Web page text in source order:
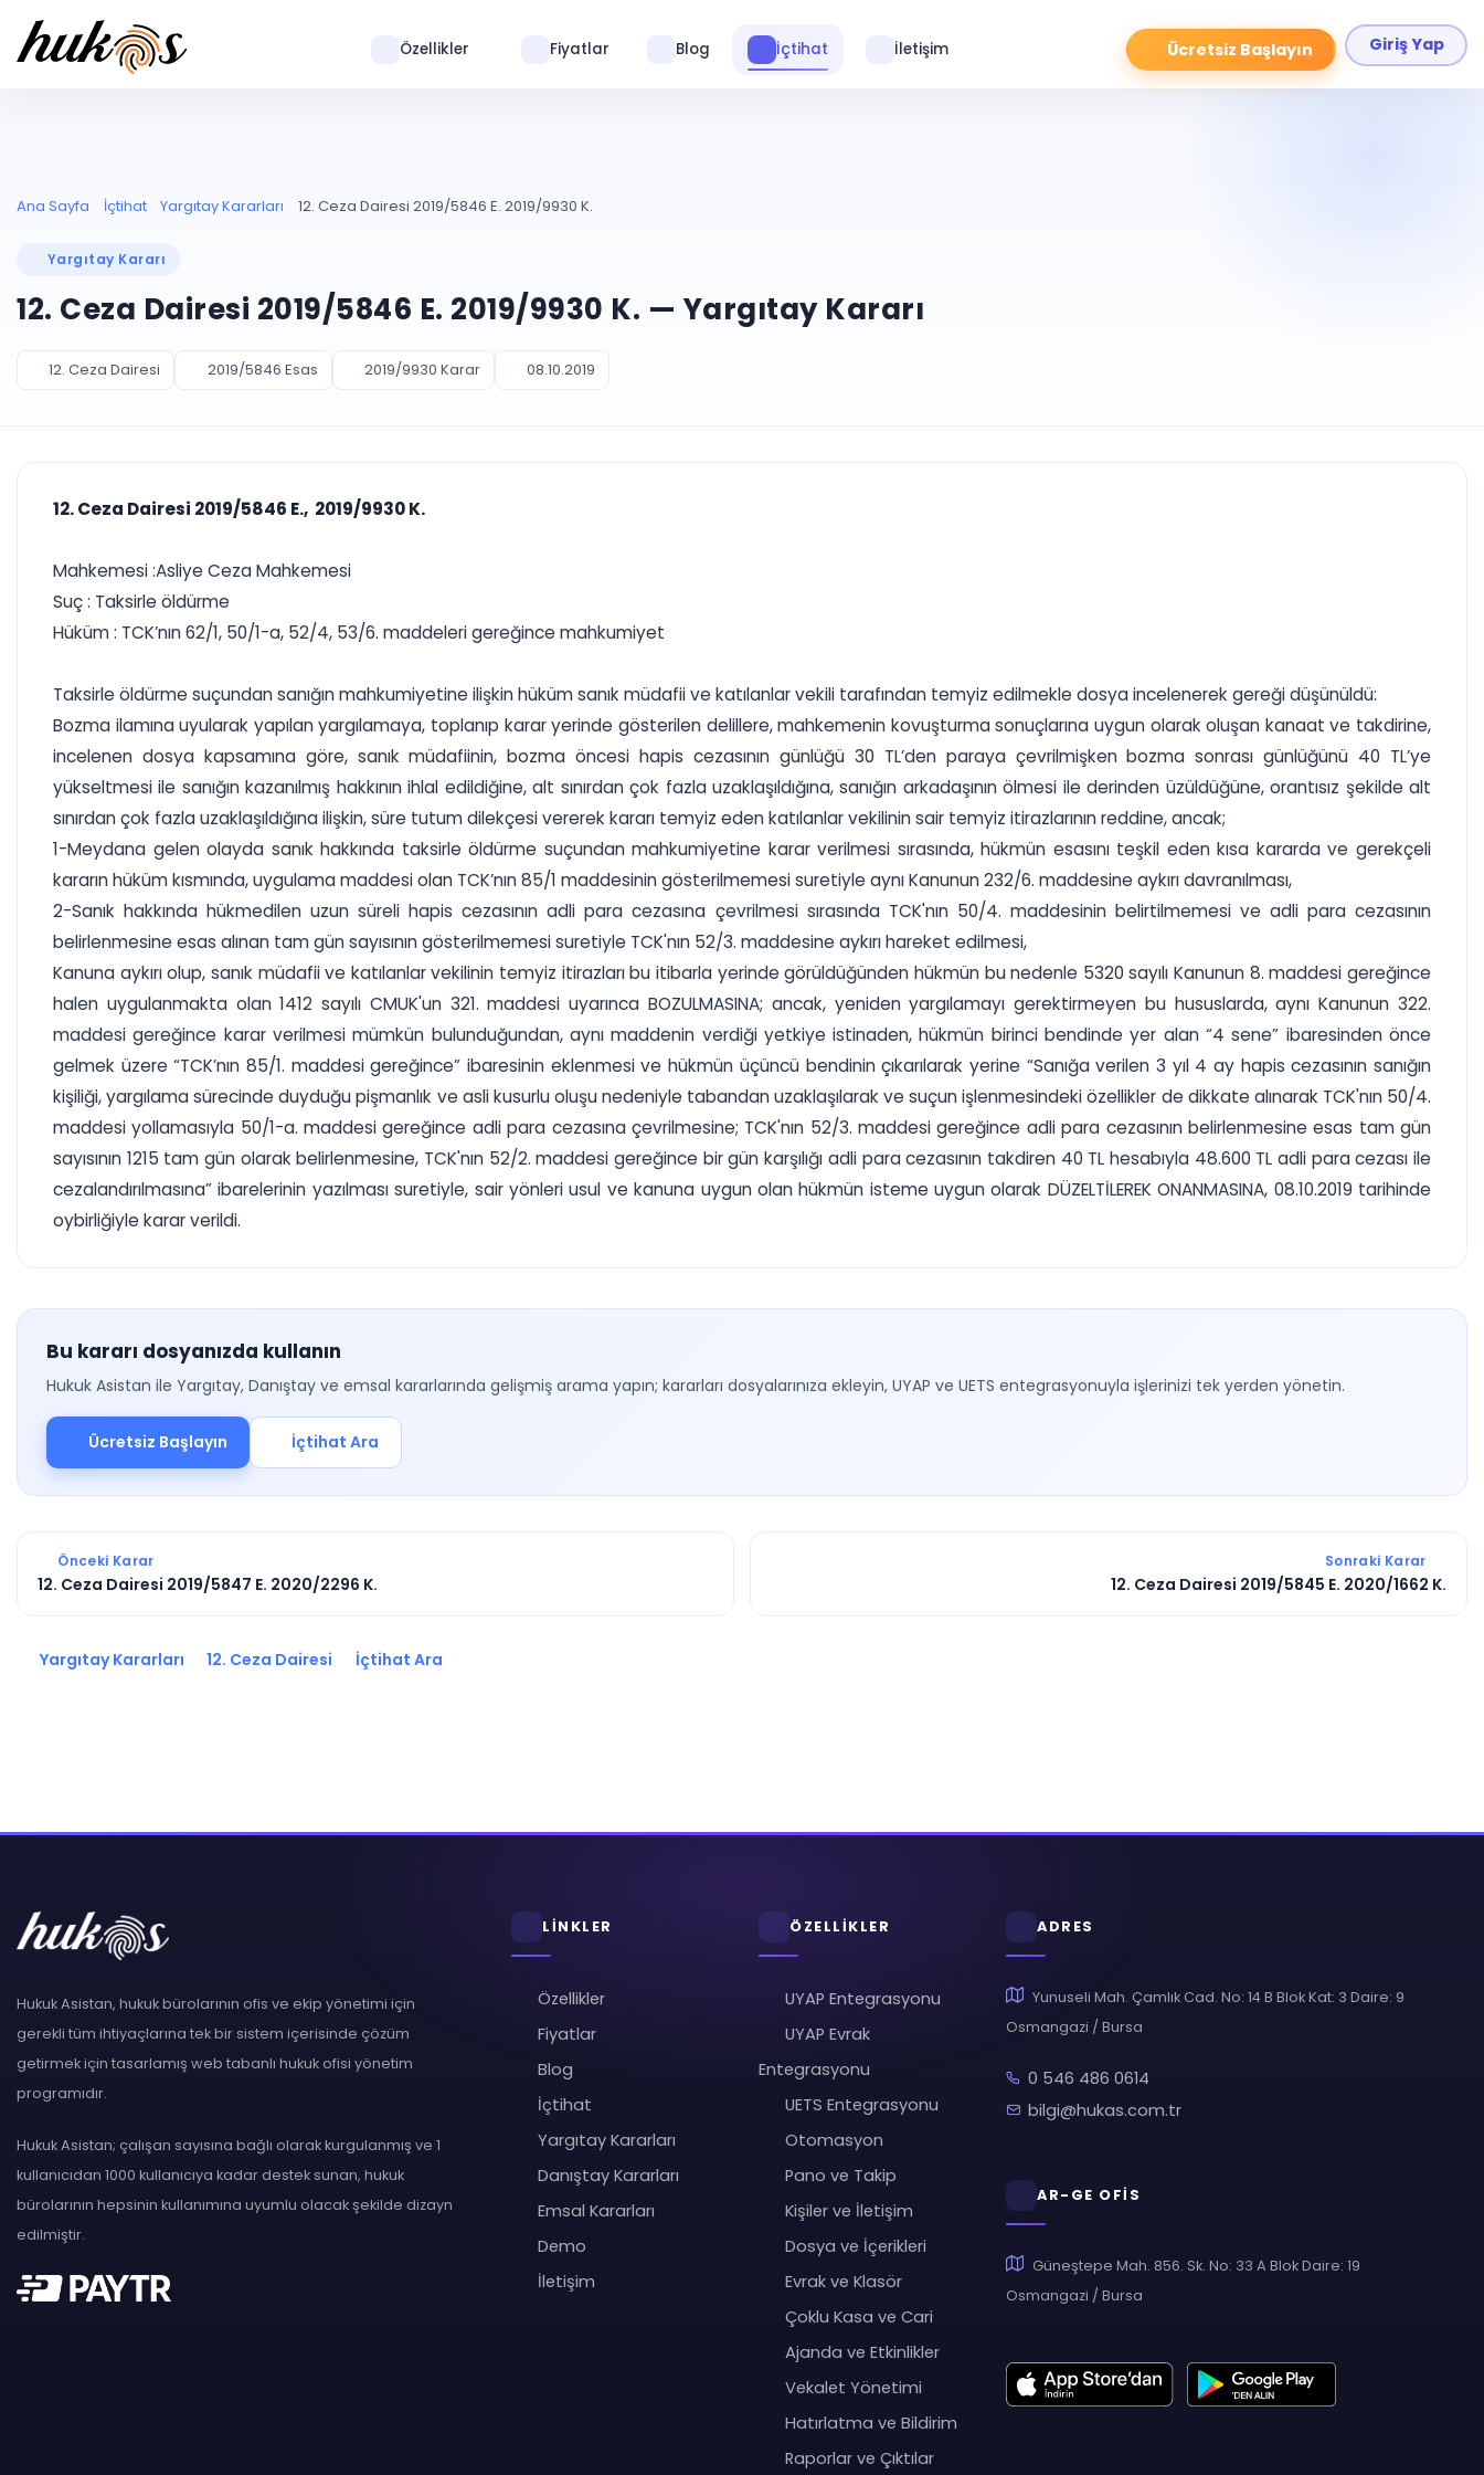
Ücretsiz Başlayın Giriş Yap
Özellikler Fiyatlar Blog İçtihat İletişim
Ana Sayfa İçtihat Yargıtay Kararları 12. Ceza Dairesi 2019/5846 E. 2019/9930 K.
Yargıtay Kararı
12. Ceza Dairesi 2019/5846 E. 2019/9930 K. — Yargıtay Kararı
12. Ceza Dairesi 2019/5846 Esas 2019/9930 Karar 08.10.2019
12. Ceza Dairesi 2019/5846 E., 2019/9930 K.
Mahkemesi :Asliye Ceza Mahkemesi
Suç : Taksirle öldürme
Hüküm : TCK’nın 62/1, 50/1-a, 52/4, 53/6. maddeleri gereğince mahkumiyet
Taksirle öldürme suçundan sanığın mahkumiyetine ilişkin hüküm sanık müdafii ve katılanlar vekili tarafından temyiz edilmekle dosya incelenerek gereği düşünüldü:
Bozma ilamına uyularak yapılan yargılamaya, toplanıp karar yerinde gösterilen delillere, mahkemenin kovuşturma sonuçlarına uygun olarak oluşan kanaat ve takdirine,
incelenen dosya kapsamına göre, sanık müdafiinin, bozma öncesi hapis cezasının günlüğü 30 TL’den paraya çevrilmişken bozma sonrası günlüğünü 40 TL’ye
yükseltmesi ile sanığın kazanılmış hakkının ihlal edildiğine, alt sınırdan çok fazla uzaklaşıldığına, sanığın arkadaşının ölmesi ile derinden üzüldüğüne, orantısız şekilde alt
sınırdan çok fazla uzaklaşıldığına ilişkin, süre tutum dilekçesi vererek kararı temyiz eden katılanlar vekilinin sair temyiz itirazlarının reddine, ancak;
1-Meydana gelen olayda sanık hakkında taksirle öldürme suçundan mahkumiyetine karar verilmesi sırasında, hükmün esasını teşkil eden kısa kararda ve gerekçeli
kararın hüküm kısmında, uygulama maddesi olan TCK’nın 85/1 maddesinin gösterilmemesi suretiyle aynı Kanunun 232/6. maddesine aykırı davranılması,
2-Sanık hakkında hükmedilen uzun süreli hapis cezasının adli para cezasına çevrilmesi sırasında TCK'nın 50/4. maddesinin belirtilmemesi ve adli para cezasının
belirlenmesine esas alınan tam gün sayısının gösterilmemesi suretiyle TCK'nın 52/3. maddesine aykırı hareket edilmesi,
Kanuna aykırı olup, sanık müdafii ve katılanlar vekilinin temyiz itirazları bu itibarla yerinde görüldüğünden hükmün bu nedenle 5320 sayılı Kanunun 8. maddesi gereğince
halen uygulanmakta olan 1412 sayılı CMUK'un 321. maddesi uyarınca BOZULMASINA; ancak, yeniden yargılamayı gerektirmeyen bu hususlarda, aynı Kanunun 322.
maddesi gereğince karar verilmesi mümkün bulunduğundan, aynı maddenin verdiği yetkiye istinaden, hükmün birinci bendinde yer alan “4 sene” ibaresinden önce
gelmek üzere “TCK’nın 85/1. maddesi gereğince” ibaresinin eklenmesi ve hükmün üçüncü bendinin çıkarılarak yerine “Sanığa verilen 3 yıl 4 ay hapis cezasının sanığın
kişiliği, yargılama sürecinde duyduğu pişmanlık ve asli kusurlu oluşu nedeniyle tabandan uzaklaşılarak ve suçun işlenmesindeki özellikler de dikkate alınarak TCK'nın 50/4.
maddesi yollamasıyla 50/1-a. maddesi gereğince adli para cezasına çevrilmesine; TCK'nın 52/3. maddesi gereğince adli para cezasının belirlenmesine esas tam gün
sayısının 1215 tam gün olarak belirlenmesine, TCK'nın 52/2. maddesi gereğince bir gün karşılığı adli para cezasının takdiren 40 TL hesabıyla 48.600 TL adli para cezası ile
cezalandırılmasına” ibarelerinin yazılması suretiyle, sair yönleri usul ve kanuna uygun olan hükmün isteme uygun olarak DÜZELTİLEREK ONANMASINA, 08.10.2019 tarihinde
oybirliğiyle karar verildi.
Bu kararı dosyanızda kullanın
Hukuk Asistan ile Yargıtay, Danıştay ve emsal kararlarında gelişmiş arama yapın; kararları dosyalarınıza ekleyin, UYAP ve UETS entegrasyonuyla işlerinizi tek yerden yönetin.
Ücretsiz Başlayın İçtihat Ara
Önceki Karar
12. Ceza Dairesi 2019/5847 E. 2020/2296 K.
Sonraki Karar
12. Ceza Dairesi 2019/5845 E. 2020/1662 K.
Yargıtay Kararları 12. Ceza Dairesi İçtihat Ara
Hukuk Asistan, hukuk bürolarının ofis ve ekip yönetimi için
gerekli tüm ihtiyaçlarına tek bir sistem içerisinde çözüm
getirmek için tasarlamış web tabanlı hukuk ofisi yönetim
programıdır.
Hukuk Asistan; çalışan sayısına bağlı olarak kurgulanmış ve 1
kullanıcıdan 1000 kullanıcıya kadar destek sunan, hukuk
bürolarının hepsinin kullanımına uyumlu olacak şekilde dizayn
edilmiştir.
LİNKLER
Özellikler
Fiyatlar
Blog
İçtihat
Yargıtay Kararları
Danıştay Kararları
Emsal Kararları
Demo
İletişim
ÖZELLİKLER
UYAP Entegrasyonu
UYAP Evrak
Entegrasyonu
UETS Entegrasyonu
Otomasyon
Pano ve Takip
Kişiler ve İletişim
Dosya ve İçerikleri
Evrak ve Klasör
Çoklu Kasa ve Cari
Ajanda ve Etkinlikler
Vekalet Yönetimi
Hatırlatma ve Bildirim
Raporlar ve Çıktılar
ADRES
Yunuseli Mah. Çamlık Cad. No: 14 B Blok Kat: 3 Daire: 9
Osmangazi / Bursa
0 546 486 0614
bilgi@hukas.com.tr
AR-GE OFİS
Güneştepe Mah. 856. Sk. No: 33 A Blok Daire: 19
Osmangazi / Bursa